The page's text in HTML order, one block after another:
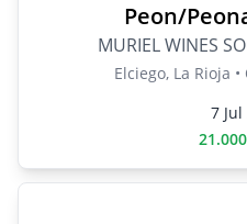
Peon/
MURIEL WINES
Elciego, La Rioja
7